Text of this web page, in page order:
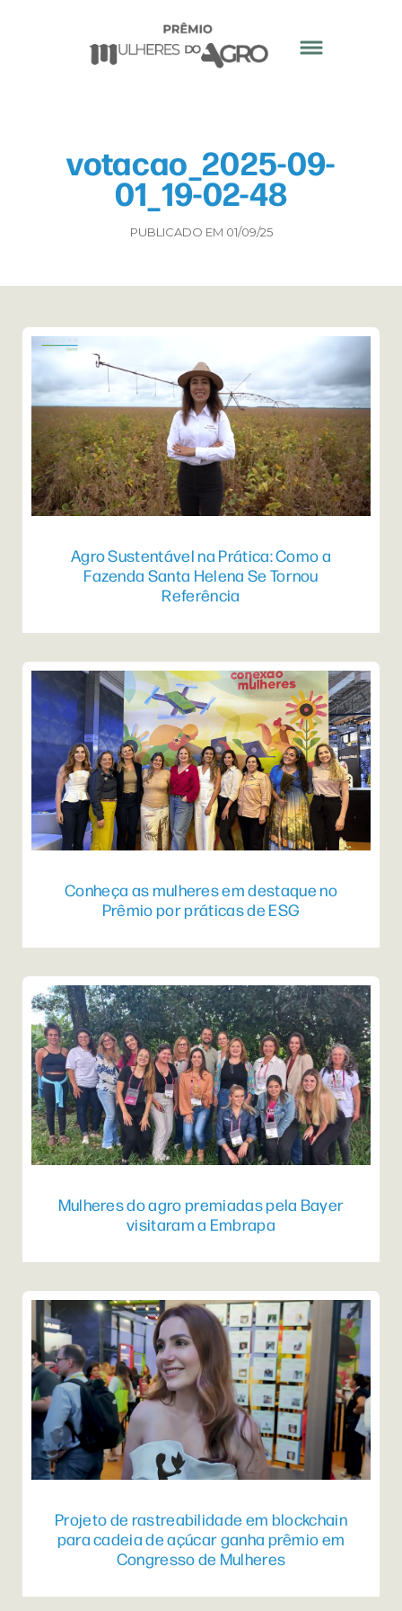
votacao_2025-09-
01_19-02-48
PUBLICADO EM 01/09/25
Agro Sustentável na Prática: Como a
Fazenda Santa Helena Se Tornou
Referência
Conheça as mulheres em destaque no
Prêmio por práticas de ESG
Mulheres do agro premiadas pela Bayer
visitaram a Embrapa
Projeto de rastreabilidade em blockchain
para cadeia de açúcar ganha prêmio em
Congresso de Mulheres